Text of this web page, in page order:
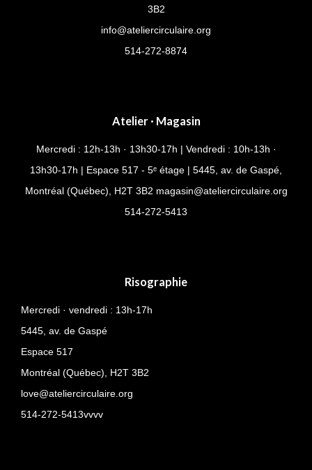
3B2
info@ateliercirculaire.org
514-272-8874
Atelier · Magasin
Mercredi : 12h-13h · 13h30-17h | Vendredi : 10h-13h ·
13h30-17h | Espace 517 - 5ᵉ étage | 5445, av. de Gaspé,
Montréal (Québec), H2T 3B2 magasin@ateliercirculaire.org
514-272-5413
Risographie
Mercredi · vendredi : 13h-17h
5445, av. de Gaspé
Espace 517
Montréal (Québec), H2T 3B2
love@ateliercirculaire.org
514-272-5413vvvv